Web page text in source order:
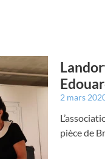
2 mars
pièce de